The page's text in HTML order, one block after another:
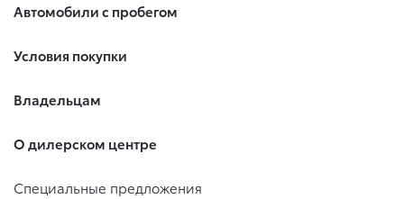
Автомобили с пробегом
Условия покупки
Владельцам
О дилерском центре
Специальные предложения